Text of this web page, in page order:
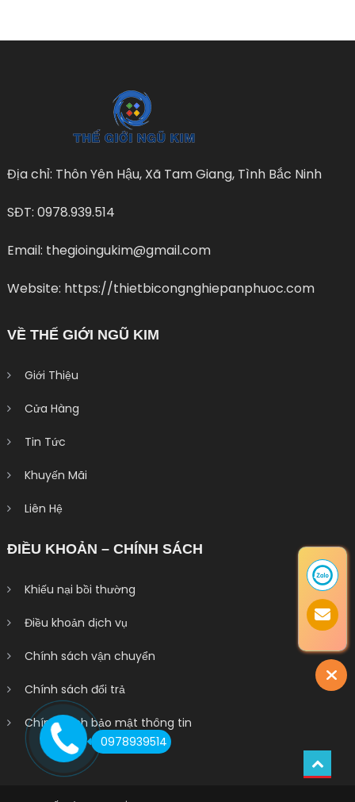
Địa chỉ: Thôn Yên Hậu, Xã Tam Giang, Tình Bắc Ninh
SĐT: 0978.939.514
Email: thegioingukim@gmail.com
Website: https://thietbicongnghiepanphuoc.com
VỀ THẾ GIỚI NGŨ KIM
Giới Thiệu
Cửa Hàng
Tin Tức
Khuyến Mãi
Liên Hệ
ĐIỀU KHOẢN – CHÍNH SÁCH
Khiếu nại bồi thường
Điều khoản dịch vụ
Chính sách vận chuyển
Chính sách đổi trả
Chính sách bảo mật thông tin
0978939514